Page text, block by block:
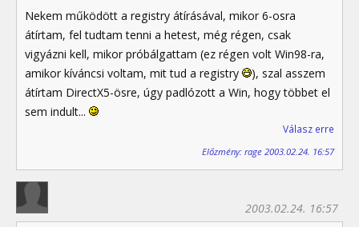
Nekem működött a registry átírásával, mikor 6-osra
átírtam, fel tudtam tenni a hetest, még régen, csak
vigyázni kell, mikor próbálgattam (ez régen volt Win98-ra,
amikor kíváncsi voltam, mit tud a registry
), szal asszem
átírtam DirectX5-ösre, úgy padlózott a Win, hogy többet el
sem indult...
Válasz erre
Előzmény: rage 2003.02.24. 16:57
2003.02.24. 16:57